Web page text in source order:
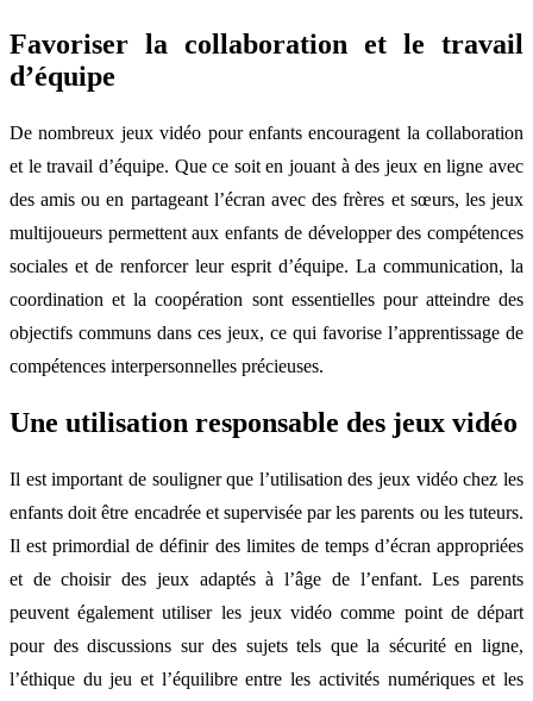
Favoriser la collaboration et le travail
d’équipe
De nombreux jeux vidéo pour enfants encouragent la collaboration
et le travail d’équipe. Que ce soit en jouant à des jeux en ligne avec
des amis ou en partageant l’écran avec des frères et sœurs, les jeux
multijoueurs permettent aux enfants de développer des compétences
sociales et de renforcer leur esprit d’équipe. La communication, la
coordination et la coopération sont essentielles pour atteindre des
objectifs communs dans ces jeux, ce qui favorise l’apprentissage de
compétences interpersonnelles précieuses.
Une utilisation responsable des jeux vidéo
Il est important de souligner que l’utilisation des jeux vidéo chez les
enfants doit être encadrée et supervisée par les parents ou les tuteurs.
Il est primordial de définir des limites de temps d’écran appropriées
et de choisir des jeux adaptés à l’âge de l’enfant. Les parents
peuvent également utiliser les jeux vidéo comme point de départ
pour des discussions sur des sujets tels que la sécurité en ligne,
l’éthique du jeu et l’équilibre entre les activités numériques et les